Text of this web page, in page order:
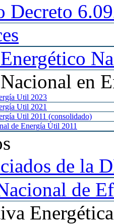
Decreto
Energético
Nacional en
Util 2023
Util 2021
Util 2011 (consolidado)
de Energía Útil 2011
de la
de